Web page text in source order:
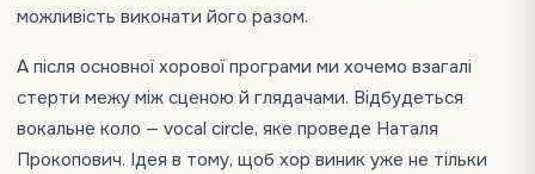
можливість виконати його разом.
А після основної хорової програми ми хочемо взагалі
стерти межу між сценою й глядачами. Відбудеться
вокальне коло — vocal circle, яке проведе Наталя
Прокопович. Ідея в тому, щоб хор виник уже не тільки